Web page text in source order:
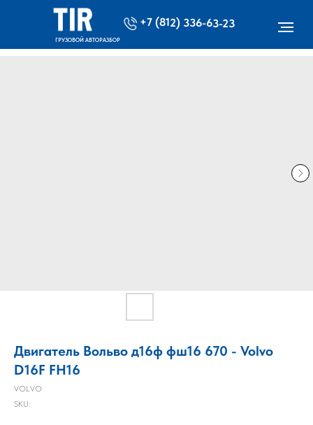
+7 (812) 336-63-23
ГРУЗОВОЙ АВТОРАЗБОР
Двигатель Вольво д16ф фш16 670 - Volvo
D16F FH16
VOLVO
SKU: